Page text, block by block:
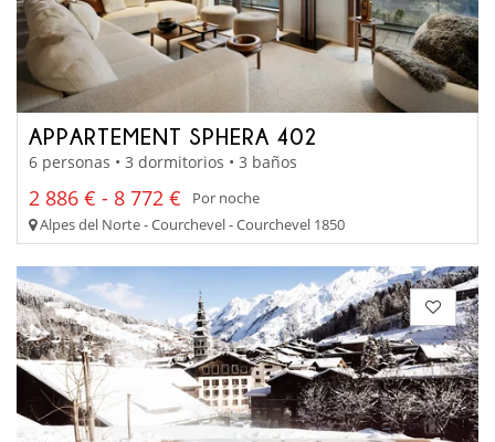
APPARTEMENT SPHERA 402
6 personas • 3 dormitorios • 3 baños
2 886 € - 8 772 €
Por noche
Alpes del Norte - Courchevel - Courchevel 1850